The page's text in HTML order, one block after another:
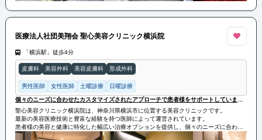
医療法人社団美翔会 聖心美容クリニック横浜院
「横浜駅」徒歩4分
皮膚科 美容外科 美容皮膚科 形成外科
男性医師 女性医師 土曜診療 日曜診療
聖心美容クリニック横浜院は、神奈川県横浜市に位置する美容クリニックです。
最新の美容医療技術と豊富な経験を持つ医師によって運営されています。
患者様の美容と健康に特化した幅広い治療オプションを提供し、個々のニーズに合わせ
たカスタマイズされたアプローチで患者様をサポートしています。